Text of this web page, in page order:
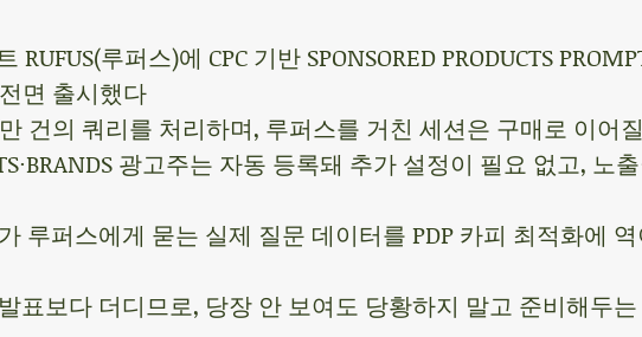
루퍼스)에 CPC 기반 SPONSORED PRODUCTS
면 출시했다
건의 쿼리를 처리하며, 루퍼스를 거친 세션은 구매로 이어
광고주는 자동 등록돼 추가 설정이 필요 없고, 노
루퍼스에게 묻는 실제 질문 데이터를 PDP 카피 최적화에
표보다 더디므로, 당장 안 보여도 당황하지 말고 준비해두